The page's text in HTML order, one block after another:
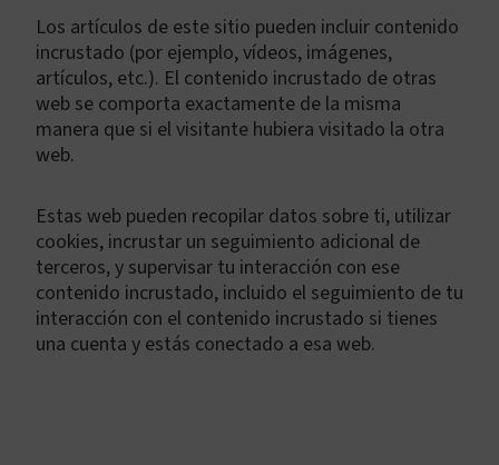
Los artículos de este sitio pueden incluir contenido
incrustado (por ejemplo, vídeos, imágenes,
artículos, etc.). El contenido incrustado de otras
web se comporta exactamente de la misma
manera que si el visitante hubiera visitado la otra
web.
Estas web pueden recopilar datos sobre ti, utilizar
cookies, incrustar un seguimiento adicional de
terceros, y supervisar tu interacción con ese
contenido incrustado, incluido el seguimiento de tu
interacción con el contenido incrustado si tienes
una cuenta y estás conectado a esa web.